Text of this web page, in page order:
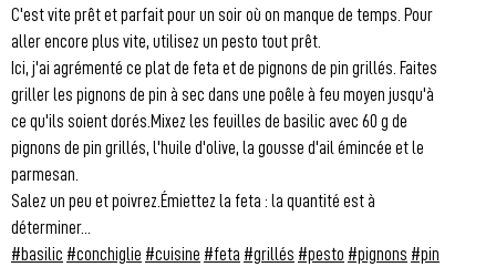
C'est vite prêt et parfait pour un soir où on manque de temps. Pour
aller encore plus vite, utilisez un pesto tout prêt.
Ici, j'ai agrémenté ce plat de feta et de pignons de pin grillés. Faites
griller les pignons de pin à sec dans une poêle à feu moyen jusqu'à
ce qu'ils soient dorés.Mixez les feuilles de basilic avec 60 g de
pignons de pin grillés, l'huile d'olive, la gousse d'ail émincée et le
parmesan.
Salez un peu et poivrez.Émiettez la feta : la quantité est à
déterminer...
#basilic #conchiglie #cuisine #feta #grillés #pesto #pignons #pin